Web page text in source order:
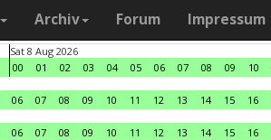
Archiv Forum Impressum
Sat 8 Aug 2026
00
01 02 03 04 05 06 07 08 09 10
06 07 08 09 10 11 12 13 14 15 16
06 07 08 09 10 11 12 13 14 15 16